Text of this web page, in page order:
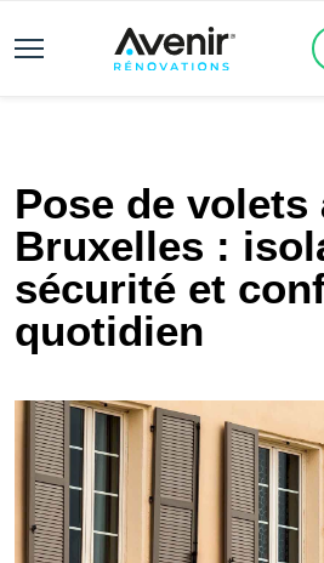
Pose de volets
Bruxelles :
sécurité et
quotidien